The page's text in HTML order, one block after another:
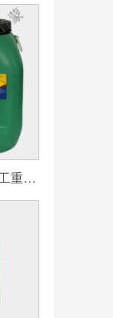
水性高分子树脂涂料（石油化工重防腐用）